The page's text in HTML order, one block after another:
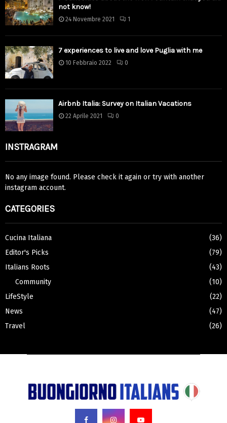
not know!
24 Novembre 2021 1
7 experiences to live and love Puglia with me
10 Febbraio 2022 0
Airbnb Italia: Survey on Italian Vacations
22 Aprile 2021 0
INSTRAGRAM
No any image found. Please check it again or try with another
instagram account.
CATEGORIES
Cucina Italiana
(36)
Editor's Picks
(79)
Italians Roots
(43)
Community
(10)
LifeStyle
(22)
News
(47)
Travel
(26)